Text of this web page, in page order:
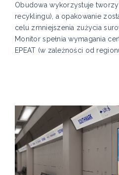
Obudowa wykorzystuje
recyklingu), a opakowanie
celu zmniejszenia zużycia
Monitor spełnia wymagania
EPEAT (w zależności od